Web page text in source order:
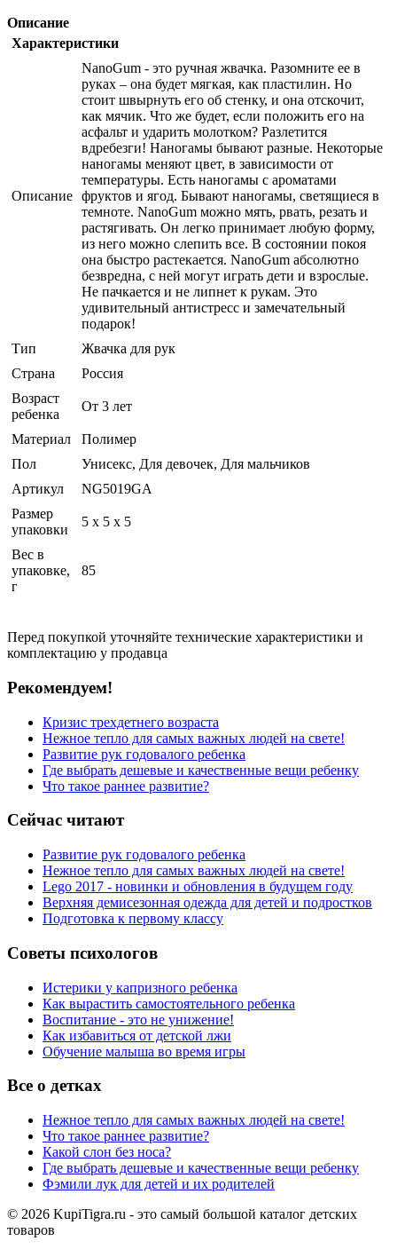
Описание
Характеристики
Описание
NanoGum - это ручная жвачка. Разомните ее в
руках – она будет мягкая, как пластилин. Но
стоит швырнуть его об стенку, и она отскочит,
как мячик. Что же будет, если положить его на
асфальт и ударить молотком? Разлетится
вдребезги! Наногамы бывают разные. Некоторые
наногамы меняют цвет, в зависимости от
температуры. Есть наногамы с ароматами
фруктов и ягод. Бывают наногамы, светящиеся в
темноте. NanoGum можно мять, рвать, резать и
растягивать. Он легко принимает любую форму,
из него можно слепить все. В состоянии покоя
она быстро растекается. NanoGum абсолютно
безвредна, с ней могут играть дети и взрослые.
Не пачкается и не липнет к рукам. Это
удивительный антистресс и замечательный
подарок!
Тип
Жвачка для рук
Страна
Россия
Возраст
ребенка
От 3 лет
Материал
Полимер
Пол
Унисекс, Для девочек, Для мальчиков
Артикул
NG5019GА
Размер
упаковки
5 x 5 x 5
Вес в
упаковке,
г
85
Перед покупкой уточняйте технические характеристики и
комплектацию у продавца
Рекомендуем!
Кризис трехдетнего возраста
Нежное тепло для самых важных людей на свете!
Развитие рук годовалого ребенка
Где выбрать дешевые и качественные вещи ребенку
Что такое раннее развитие?
Сейчас читают
Развитие рук годовалого ребенка
Нежное тепло для самых важных людей на свете!
Lego 2017 - новинки и обновления в будущем году
Верхняя демисезонная одежда для детей и подростков
Подготовка к первому классу
Советы психологов
Истерики у капризного ребенка
Как вырастить самостоятельного ребенка
Воспитание - это не унижение!
Как избавиться от детской лжи
Обучение малыша во время игры
Все о детках
Нежное тепло для самых важных людей на свете!
Что такое раннее развитие?
Какой слон без носа?
Где выбрать дешевые и качественные вещи ребенку
Фэмили лук для детей и их родителей
© 2026 KupiTigra.ru - это самый большой каталог детских
товаров